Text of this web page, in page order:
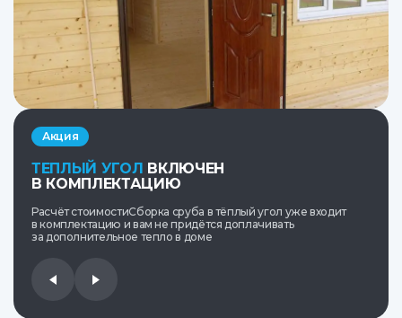
Акция
ТЕПЛЫЙ УГОЛ ВКЛЮЧЕН
В КОМПЛЕКТАЦИЮ
Расчёт стоимостиСборка сруба в тёплый угол уже входит
в комплектацию и вам не придётся доплачивать
за дополнительное тепло в доме